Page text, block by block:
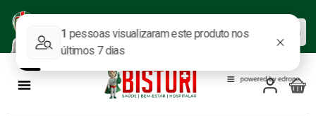
ofertas.
Baixar agora